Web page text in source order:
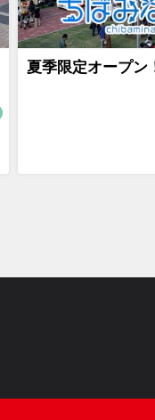
夏季限定オープン